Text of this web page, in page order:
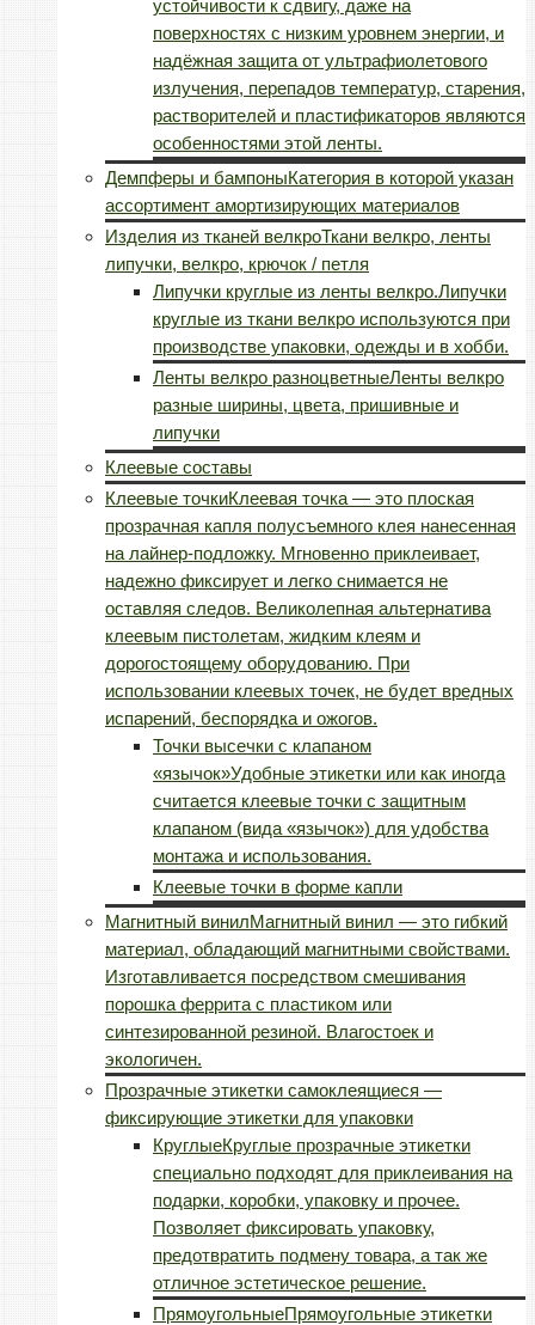
устойчивости к сдвигу, даже на
поверхностях с низким уровнем энергии, и
надёжная защита от ультрафиолетового
излучения, перепадов температур, старения,
растворителей и пластификаторов являются
особенностями этой ленты.
Демпферы и бампоныКатегория в которой указан
ассортимент амортизирующих материалов
Изделия из тканей велкроТкани велкро, ленты
липучки, велкро, крючок / петля
Липучки круглые из ленты велкро.Липучки
круглые из ткани велкро используются при
производстве упаковки, одежды и в хобби.
Ленты велкро разноцветныеЛенты велкро
разные ширины, цвета, пришивные и
липучки
Клеевые составы
Клеевые точкиКлеевая точка — это плоская
прозрачная капля полусъемного клея нанесенная
на лайнер-подложку. Мгновенно приклеивает,
надежно фиксирует и легко снимается не
оставляя следов. Великолепная альтернатива
клеевым пистолетам, жидким клеям и
дорогостоящему оборудованию. При
использовании клеевых точек, не будет вредных
испарений, беспорядка и ожогов.
Точки высечки с клапаном
«язычок»Удобные этикетки или как иногда
считается клеевые точки с защитным
клапаном (вида «язычок») для удобства
монтажа и использования.
Клеевые точки в форме капли
Магнитный винилМагнитный винил — это гибкий
материал, обладающий магнитными свойствами.
Изготавливается посредством смешивания
порошка феррита с пластиком или
синтезированной резиной. Влагостоек и
экологичен.
Прозрачные этикетки самоклеящиеся —
фиксирующие этикетки для упаковки
КруглыеКруглые прозрачные этикетки
специально подходят для приклеивания на
подарки, коробки, упаковку и прочее.
Позволяет фиксировать упаковку,
предотвратить подмену товара, а так же
отличное эстетическое решение.
ПрямоугольныеПрямоугольные этикетки